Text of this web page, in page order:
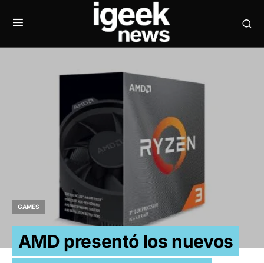
GAMES
AMD presentó los nuevos